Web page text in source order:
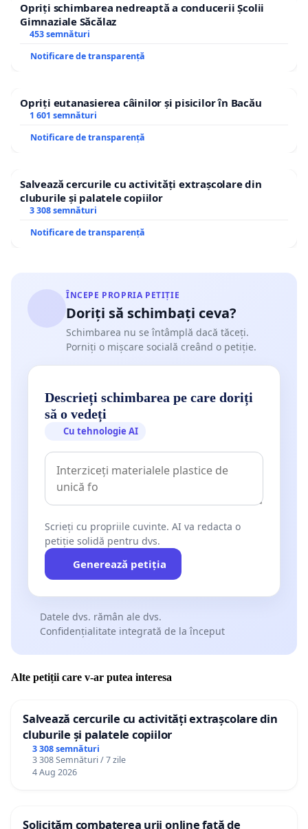
Opriți schimbarea nedreaptă a conducerii Școlii
Gimnaziale Săcălaz
453 semnături
Notificare de transparență
Opriți eutanasierea câinilor și pisicilor în Bacău
1 601 semnături
Notificare de transparență
Salvează cercurile cu activități extrașcolare din
cluburile și palatele copiilor
3 308 semnături
Notificare de transparență
ÎNCEPE PROPRIA PETIȚIE
Doriți să schimbați ceva?
Schimbarea nu se întâmplă dacă tăceți.
Porniți o mișcare socială creând o petiție.
Descrieți schimbarea pe care doriți
să o vedeți
Cu tehnologie AI
Scrieți cu propriile cuvinte. AI va redacta o
petiție solidă pentru dvs.
Generează petiția
Datele dvs. rămân ale dvs.
Confidențialitate integrată de la început
Alte petiții care v-ar putea interesa
Salvează cercurile cu activități extrașcolare din
cluburile și palatele copiilor
3 308 semnături
3 308 Semnături / 7 zile
4 Aug 2026
Solicităm combaterea urii online față de